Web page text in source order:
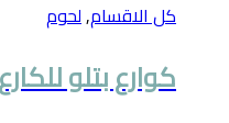
كل الاقسام,لحوم
كوارع بتلو للكارع